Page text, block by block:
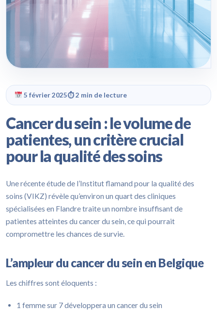
5 février 2025⏱ 2 min de lecture
Cancer du sein : le volume de
patientes, un critère crucial
pour la qualité des soins
Une récente étude de l’Institut flamand pour la qualité des
soins (VIKZ) révèle qu’environ un quart des cliniques
spécialisées en Flandre traite un nombre insuffisant de
patientes atteintes du cancer du sein, ce qui pourrait
compromettre les chances de survie.
L’ampleur du cancer du sein en Belgique
Les chiffres sont éloquents :
1 femme sur 7 développera un cancer du sein